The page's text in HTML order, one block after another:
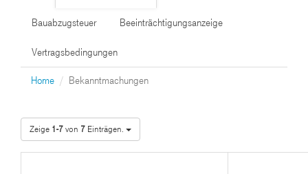
Bauabzugsteuer Beeinträchtigungsanzeige
Vertragsbedingungen
Home Bekanntmachungen
Zeige 1-7von 7 Einträgen.